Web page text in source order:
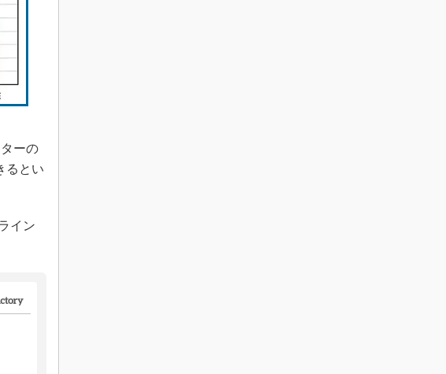
ーの
るとい
イン